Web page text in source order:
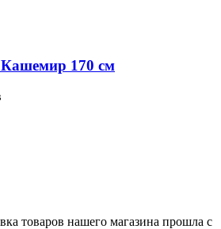
170 см
товаров нашего магазина прошла с